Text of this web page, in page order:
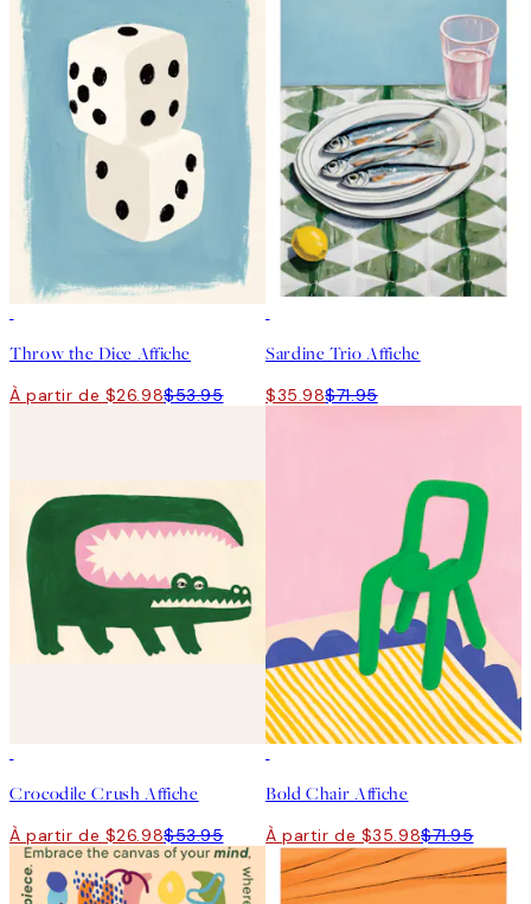
Throw the Dice Affiche
À partir de $26.98$53.95
Sardine Trio Affiche
$35.98$71.95
Crocodile Crush Affiche
À partir de $26.98$53.95
Bold Chair Affiche
À partir de $35.98$71.95